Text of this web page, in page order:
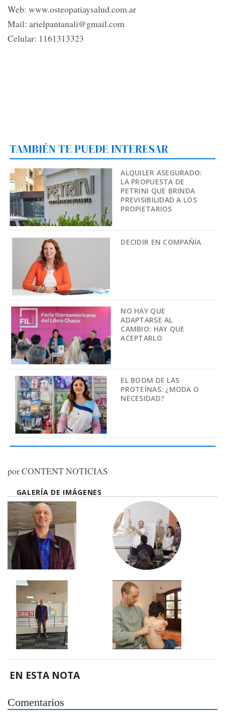
Web: www.osteopatiaysalud.com.ar
Mail: arielpantanali@gmail.com
Celular: 1161313323
TAMBIÉN TE PUEDE INTERESAR
ALQUILER ASEGURADO:
LA PROPUESTA DE
PETRINI QUE BRINDA
PREVISIBILIDAD A LOS
PROPIETARIOS
DECIDIR EN COMPAÑÍA
NO HAY QUE
ADAPTARSE AL
CAMBIO: HAY QUE
ACEPTARLO
EL BOOM DE LAS
PROTEÍNAS: ¿MODA O
NECESIDAD?
por CONTENT NOTICIAS
GALERÍA DE IMÁGENES
EN ESTA NOTA
Comentarios